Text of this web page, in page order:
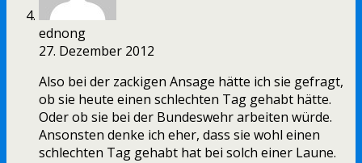
ednong
27. Dezember 2012
Also bei der zackigen Ansage hätte ich sie gefragt,
ob sie heute einen schlechten Tag gehabt hätte.
Oder ob sie bei der Bundeswehr arbeiten würde.
Ansonsten denke ich eher, dass sie wohl einen
schlechten Tag gehabt hat bei solch einer Laune.